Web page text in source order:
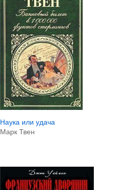
Наука или удача
Марк Твен